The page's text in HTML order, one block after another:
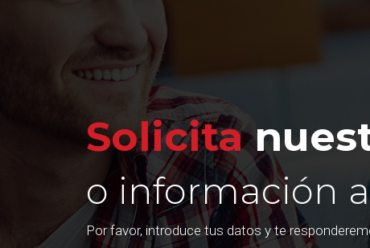
Solicita
o información
Por favor, introduce tus datos y te